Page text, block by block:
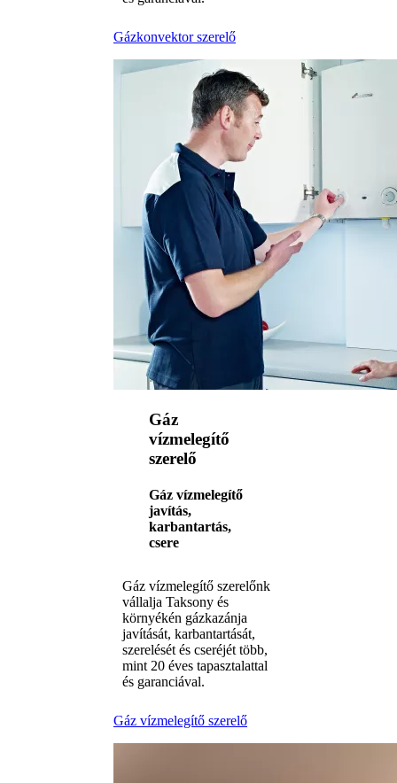
Gázkonvektor szerelő
Gáz
vízmelegítő
szerelő
Gáz vízmelegítő
javítás,
karbantartás,
csere
Gáz vízmelegítő szerelőnk
vállalja Taksony és
környékén gázkazánja
javítását, karbantartását,
szerelését és cseréjét több,
mint 20 éves tapasztalattal
és garanciával.
Gáz vízmelegítő szerelő